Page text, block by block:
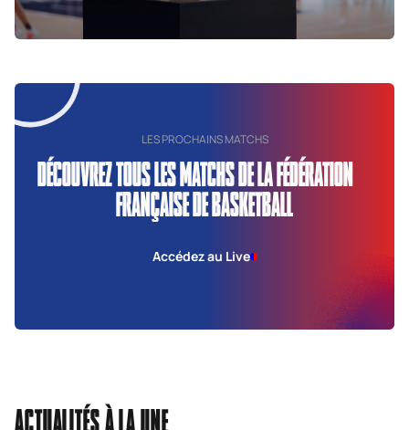
LES PROCHAINS MATCHS
DÉCOUVREZ TOUS LES MATCHS DE LA FÉDÉRATION
FRANÇAISE DE BASKETBALL
Accédez au Live
ACTUALITÉS À LA UNE